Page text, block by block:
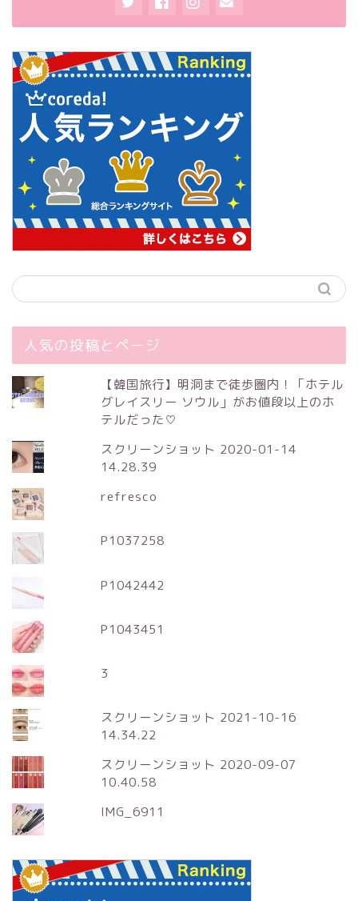
人気の投稿とページ
【韓国旅行】明洞まで徒歩圏内！「ホテル
グレイスリー ソウル」がお値段以上のホ
テルだった♡
スクリーンショット 2020-01-14
14.28.39
refresco
P1037258
P1042442
P1043451
3
スクリーンショット 2021-10-16
14.34.22
スクリーンショット 2020-09-07
10.40.58
IMG_6911